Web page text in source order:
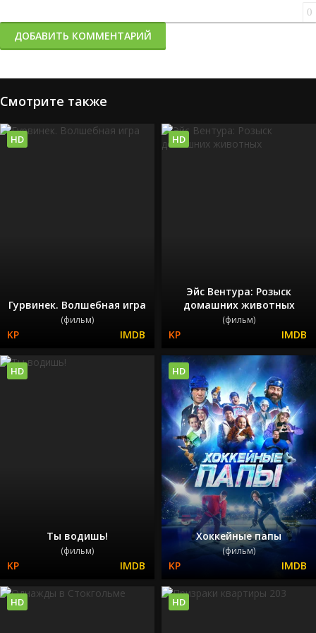
0
ДОБАВИТЬ КОММЕНТАРИЙ
Смотрите также
Гурвинек. Волшебная игра
(фильм)
HD
Эйс Вентура: Розыск
домашних животных
(фильм)
HD
Ты водишь!
(фильм)
HD
Хоккейные папы
(фильм)
HD
HD HD